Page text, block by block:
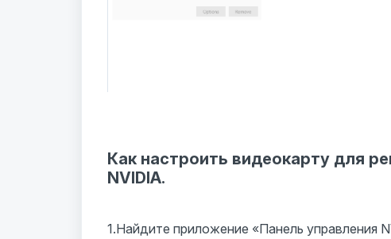
Как настроить видеокарту для
NVIDIA.
1.Найдите приложение «Панель управления